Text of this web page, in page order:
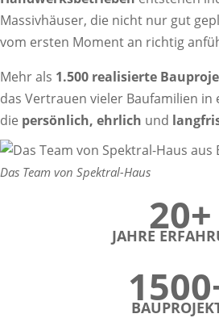
Massivhäuser, die nicht nur gut
vom ersten Moment an richtig
Mehr als 1.500 realisierte
das Vertrauen vieler Baufamilien in
die persönlich, ehrlich und
Das Team von Spektral-Haus
20+
JAHRE